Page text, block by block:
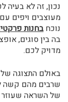
נכון, זה לא בעיה
מעוצבים ויפים
נוכח בחנות
בה בין סוגים,
מדויק לכם.
באולם התצוגה
שרבים מהם קשה
של השראה שעוזר